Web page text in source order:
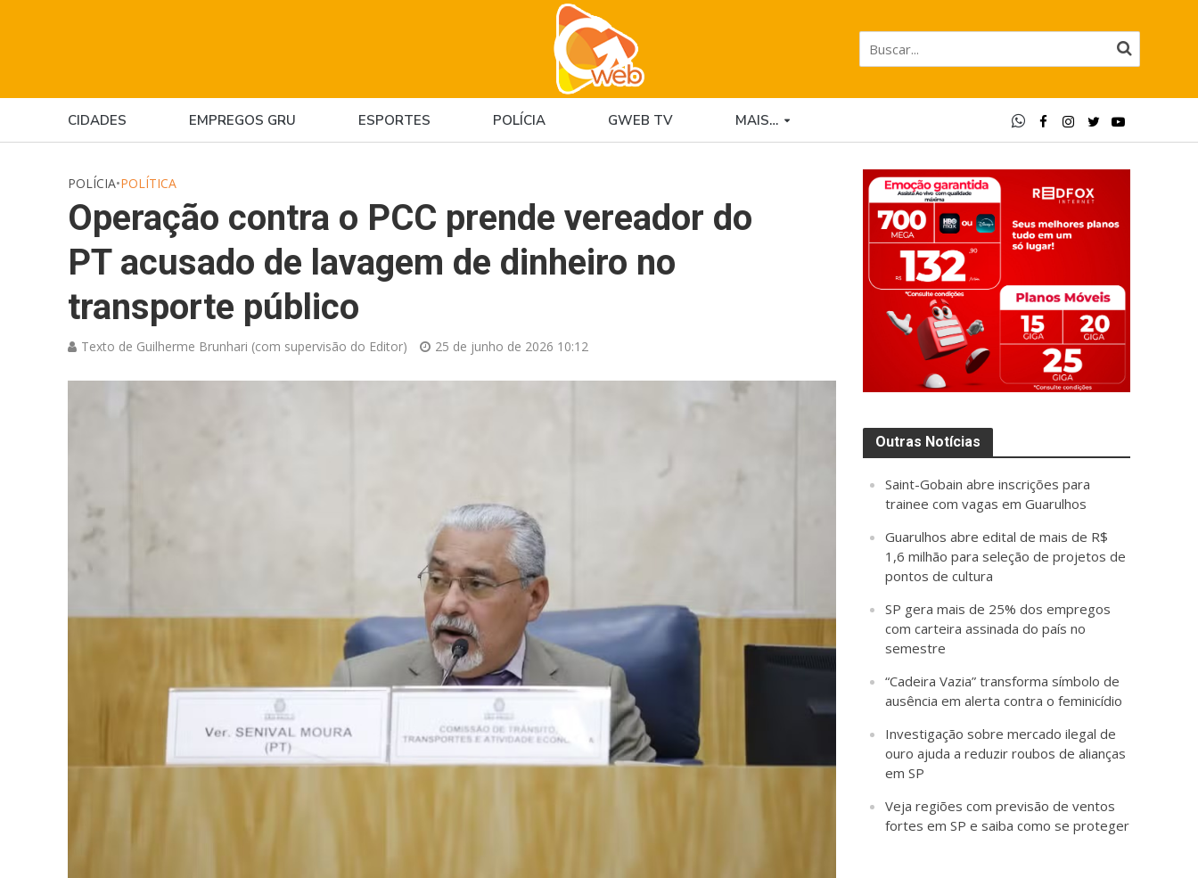
CIDADES EMPREGOS GRU ESPORTES POLÍCIA GWEB TV MAIS…
POLÍCIA•POLÍTICA
Operação contra o PCC prende vereador do
PT acusado de lavagem de dinheiro no
transporte público
Texto de Guilherme Brunhari (com supervisão do Editor) 25 de junho de 2026 10:12
Outras Notícias
Saint-Gobain abre inscrições para
trainee com vagas em Guarulhos
Guarulhos abre edital de mais de R$
1,6 milhão para seleção de projetos de
pontos de cultura
SP gera mais de 25% dos empregos
com carteira assinada do país no
semestre
“Cadeira Vazia” transforma símbolo de
ausência em alerta contra o feminicídio
Investigação sobre mercado ilegal de
ouro ajuda a reduzir roubos de alianças
em SP
Veja regiões com previsão de ventos
fortes em SP e saiba como se proteger